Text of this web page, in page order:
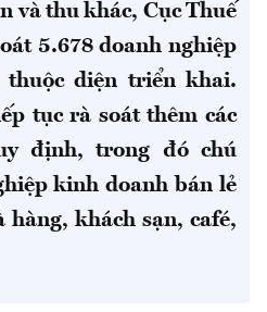
và thu khác, Cục Thuế
5.678 doanh nghiệp
diện triển khai.
tục rà soát thêm các
định, trong đó chú
kinh doanh bán lẻ
hàng, khách sạn, café,